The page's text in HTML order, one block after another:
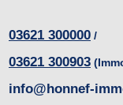
03621 300000 /
03621 300903
info@honnef-